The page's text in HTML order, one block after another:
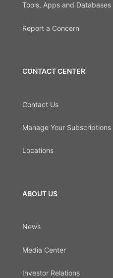
Tools, Apps and Databases
Report a Concern
CONTACT CENTER
Contact Us
Manage Your Subscriptions
Locations
ABOUT US
News
Media Center
Investor Relations